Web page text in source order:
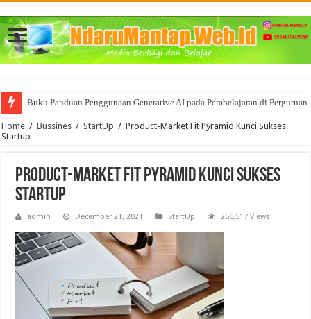
Buku Panduan Penggunaan Generative AI pada Pembelajaran di
Home / Bussines / StartUp / Product-Market Fit Pyramid Kunci Sukses
Startup
Product-Market Fit Pyramid Kunci Sukses
Startup
admin December 21, 2021 StartUp 256,517 Views